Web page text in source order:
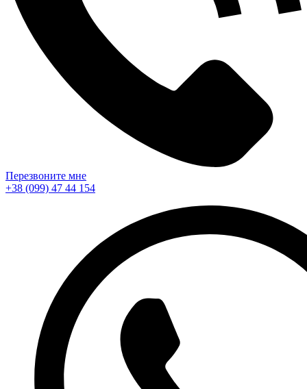
Перезвоните мне
+38 (099) 47 44 154